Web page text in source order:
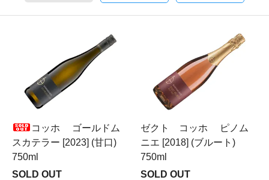
コッホ ゴールドム
スカテラー [2023] (甘口)
750ml
SOLD OUT
ゼクト コッホ ピノム
ニエ [2018] (ブルート)
750ml
SOLD OUT